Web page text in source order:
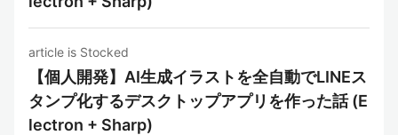
article is Stocked
【個人開発】AI生成イラストを全自動でLINEス
タンプ化するデスクトップアプリを作った話 (E
lectron + Sharp)